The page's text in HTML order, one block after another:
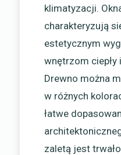
klimatyzacji.
charakteryzują
estetycznym
wnętrzom ciepły
Drewno można
w różnych
łatwe
zaletą jest